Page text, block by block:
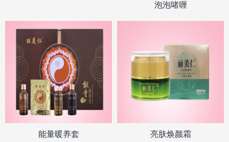
泡泡啫喱
能量暖养套 亮肤焕颜霜